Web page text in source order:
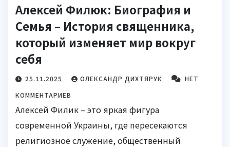
Алексей Филюк: Биография и
Семья – История священника,
который изменяет мир вокруг
себя
25.11.2025 ОЛЕКСАНДР ДИХТЯРУК
НЕТ
КОММЕНТАРИЕВ
Алексей Филик – это яркая фигура
современной Украины, где пересекаются
религиозное служение, общественный